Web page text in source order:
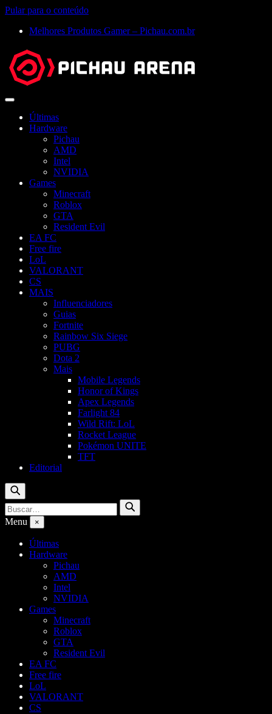
Pular para o conteúdo
Melhores Produtos Gamer – Pichau.com.br
Abrir
Últimas
Hardware
Pichau
AMD
Intel
NVIDIA
Games
Minecraft
Roblox
GTA
Resident Evil
EA FC
Free fire
LoL
VALORANT
CS
MAIS
Influenciadores
Guias
Fortnite
Rainbow Six Siege
PUBG
Dota 2
Mais
Mobile Legends
Honor of Kings
Apex Legends
Farlight 84
Wild Rift: LoL
Rocket League
Pokémon UNITE
TFT
Editorial
Buscar
Buscar
por:
Buscar
Menu ×
Últimas
Hardware
Pichau
AMD
Intel
NVIDIA
Games
Minecraft
Roblox
GTA
Resident Evil
EA FC
Free fire
LoL
VALORANT
CS